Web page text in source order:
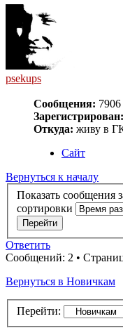
psekups
Сообщения: 7906
Зарегистрирован:
Откуда: живу в
Сайт
Вернуться к началу
Показать сообщения
сортировки
Ответить
Сообщений: 2 •
Вернуться в Новичкам
Перейти: